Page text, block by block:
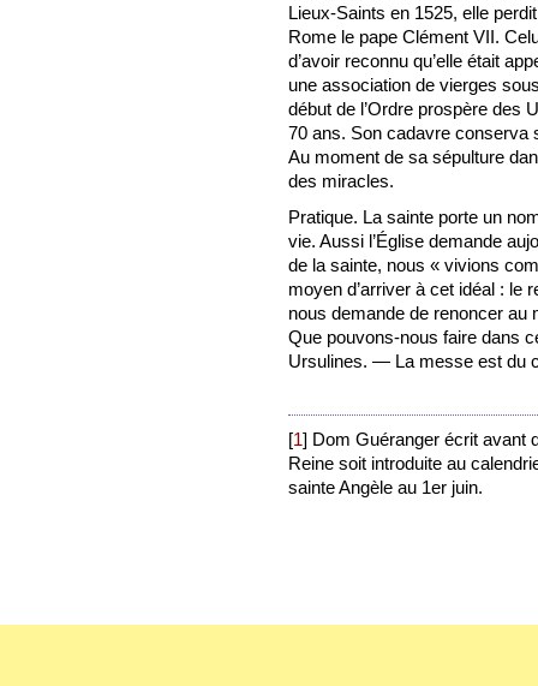
Lieux-Saints en 1525, elle
Rome le pape Clément VII.
d’avoir reconnu qu’elle était
une association de vierges
début de l’Ordre prospère des
70 ans. Son cadavre conserva
Au moment de sa sépulture
des miracles.
Pratique. La sainte porte un
vie. Aussi l’Église demande
de la sainte, nous « vivions
moyen d’arriver à cet idéal : le
nous demande de renoncer au
Que pouvons-nous faire dans
Ursulines. — La messe est du
[1] Dom Guéranger écrit avant
Reine soit introduite au
sainte Angèle au 1er juin.